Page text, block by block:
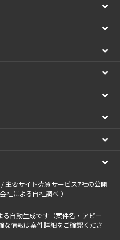
主要サイト売買サービス7社の公開
社による自社調べ ）
る自動生成です（案件名・アピー
な情報は案件詳細をご確認くださ